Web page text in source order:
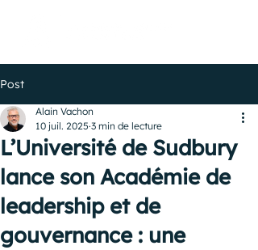
Post
L’Université de Sudbury
lance son Académie de
leadership et de
gouvernance : une
Alain Vachon
10 juil. 2025 3 min de lecture